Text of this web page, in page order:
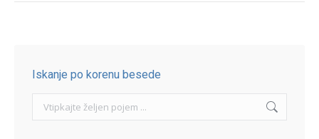
Iskanje po korenu besede
Search: